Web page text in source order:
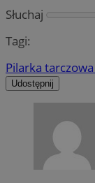
Słuchaj
Tagi:
Pilarka
Udostępnij